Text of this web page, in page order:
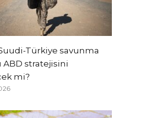
Türkiye savunma
ABD stratejisini
mi?